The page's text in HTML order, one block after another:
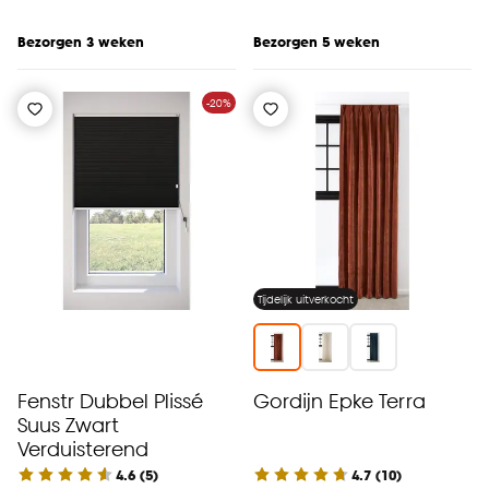
Bezorgen 3 weken Bezorgen 5 weken
-20%
Fenstr Dubbel Plissé
Suus Zwart
Verduisterend
4.6 (5)
Tijdelijk uitverkocht
Gordijn Epke Terra
4.7 (10)